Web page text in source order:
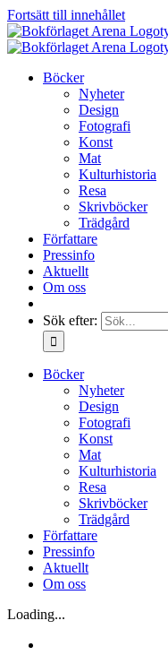
Fortsätt till innehållet
Böcker
Nyheter
Design
Fotografi
Konst
Mat
Kulturhistoria
Resa
Skrivböcker
Trädgård
Författare
Pressinfo
Aktuellt
Om oss
Sök efter:
Böcker
Nyheter
Design
Fotografi
Konst
Mat
Kulturhistoria
Resa
Skrivböcker
Trädgård
Författare
Pressinfo
Aktuellt
Om oss
Loading...